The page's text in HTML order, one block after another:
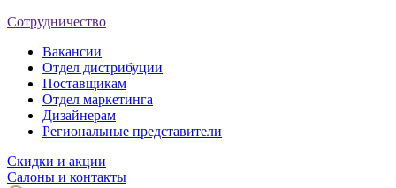
Сотрудничество
Вакансии
Отдел дистрибуции
Поставщикам
Отдел маркетинга
Дизайнерам
Региональные представители
Скидки и акции
Салоны и контакты